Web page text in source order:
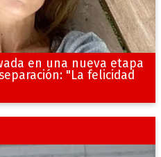
en una nueva etapa
"La felicidad